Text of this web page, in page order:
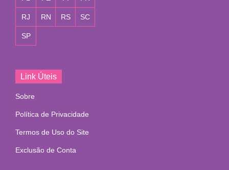
RJ RN RS SC
SP
Link Úteis
Sobre
Política de Privacidade
Termos de Uso do Site
Exclusão de Conta